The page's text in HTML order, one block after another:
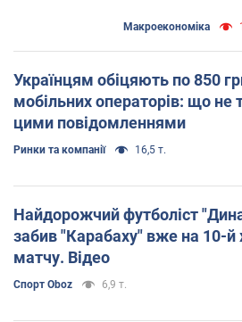
Mакроекономіка
Українцям обіцяють по 850
мобільних операторів: що не
цими повідомленнями
Ринки та компанії 16,5 т.
Найдорожчий футболіст
забив "Карабаху" вже на 10-й
матчу. Відео
Спорт Oboz 6,9 т.